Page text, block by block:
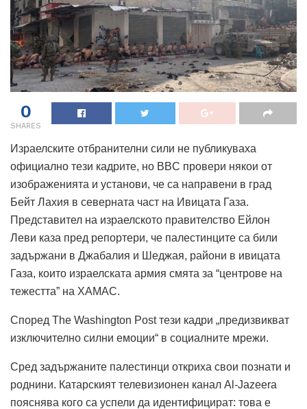
0
SHARES
Израелските отбранителни сили не публикуваха
официално тези кадрите, но BBC провери някои от
изображенията и установи, че са направени в град
Бейт Лахия в северната част на Ивицата Газа.
Представител на израелското правителство Ейлон
Леви каза пред репортери, че палестинците са били
задържани в Джабалия и Шеджая, райони в ивицата
Газа, които израелската армия смята за “центрове на
тежестта” на ХАМАС.
Според The ​​Washington Post тези кадри „предизвикват
изключително силни емоции“ в социалните мрежи.
Сред задържаните палестинци откриха свои познати и
роднини. Катарският телевизионен канал Al-Jazeera
пояснява кого са успели да идентифицират: това е